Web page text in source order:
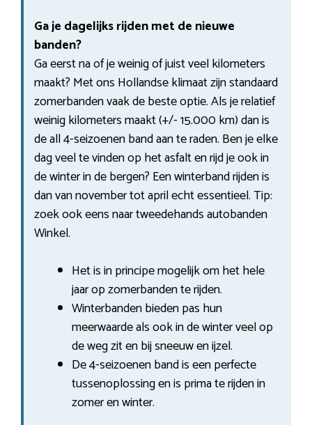
Ga je dagelijks rijden met de nieuwe
banden?
Ga eerst na of je weinig of juist veel kilometers
maakt? Met ons Hollandse klimaat zijn standaard
zomerbanden vaak de beste optie. Als je relatief
weinig kilometers maakt (+/- 15.000 km) dan is
de all 4-seizoenen band aan te raden. Ben je elke
dag veel te vinden op het asfalt en rijd je ook in
de winter in de bergen? Een winterband rijden is
dan van november tot april echt essentieel. Tip:
zoek ook eens naar tweedehands autobanden
Winkel.
Het is in principe mogelijk om het hele
jaar op zomerbanden te rijden.
Winterbanden bieden pas hun
meerwaarde als ook in de winter veel op
de weg zit en bij sneeuw en ijzel.
De 4-seizoenen band is een perfecte
tussenoplossing en is prima te rijden in
zomer en winter.